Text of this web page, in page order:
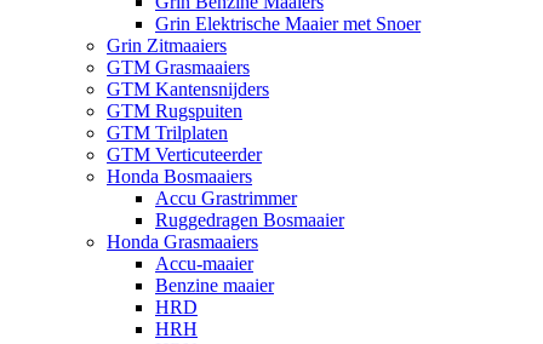
Grin Elektrische Maaier met Snoer
Grin Zitmaaiers
GTM Grasmaaiers
GTM Kantensnijders
GTM Rugspuiten
GTM Trilplaten
GTM Verticuteerder
Honda Bosmaaiers
Accu Grastrimmer
Ruggedragen Bosmaaier
Honda Grasmaaiers
Accu-maaier
Benzine maaier
HRD
HRH